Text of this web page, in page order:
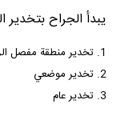
يبدأ الجراح بتخدير
تخدير منطقة مفصل
تخدير موضعي
تخدير عام